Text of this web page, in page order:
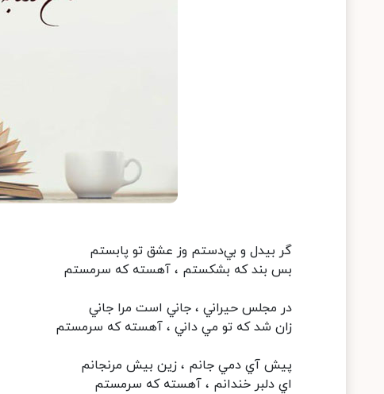
گر بيدل و بي‌دستم وز عشق تو پابستم
بس بند که بشکستم ، آهسته که سرمستم
در مجلس حيراني ، جاني است مرا جاني
زان شد که تو مي داني ، آهسته که سرمستم
پيش آي دمي جانم ، زين بيش مرنجانم
اي دلبر خندانم ، آهسته که سرمستم